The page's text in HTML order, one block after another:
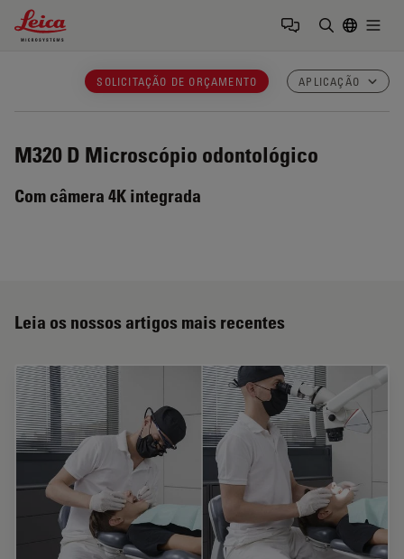
Leica Microsystems Logo
SOLICITAÇÃO DE ORÇAMENTO APLICAÇÃO
M320 D Microscópio odontológico
Com câmera 4K integrada
Leia os nossos artigos mais recentes